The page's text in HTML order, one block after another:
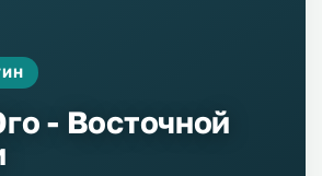
- Восточной